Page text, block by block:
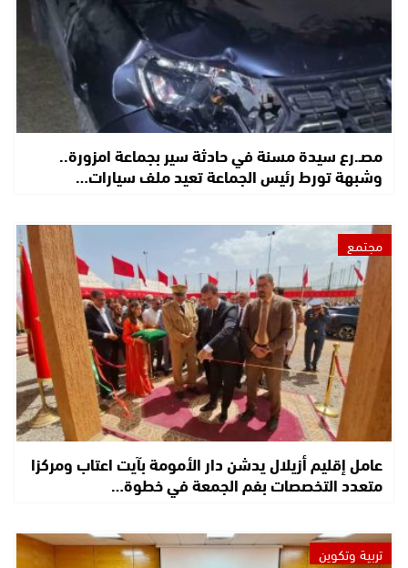
مصـ.رع سيدة مسنة في حادثة سير بجماعة امزورة..
وشبهة تورط رئيس الجماعة تعيد ملف سيارات…
مجتمع
عامل إقليم أزيلال يدشن دار الأمومة بآيت اعتاب ومركزا
متعدد التخصصات بفم الجمعة في خطوة…
تربية وتكوين